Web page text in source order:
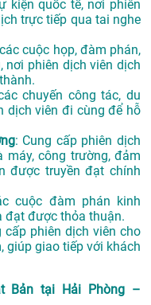
kiện quốc tế, nơi phiên
trực tiếp qua tai nghe
cuộc họp, đàm phán,
nơi phiên dịch viên dịch
chuyến công tác, du
dịch viên đi cùng để hỗ
: Cung cấp phiên dịch
công trường, đảm
được truyền đạt chính
cuộc đàm phán kinh
đạt được thỏa thuận.
cấp phiên dịch viên cho
giúp giao tiếp với khách
Bản tại Hải Phòng –